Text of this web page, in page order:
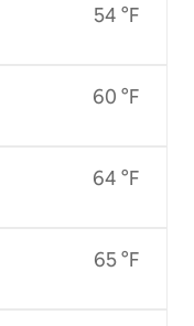
54 °F
60 °F
64 °F
65 °F